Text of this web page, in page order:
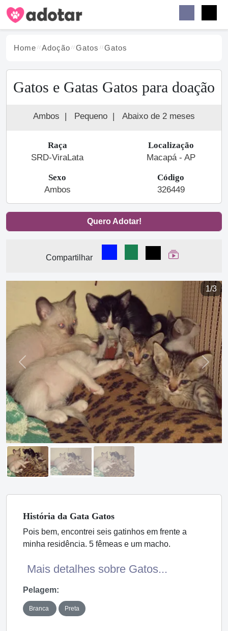
Home Adoção Gatos Gatos
Gatos e Gatas Gatos para doação
Ambos | Pequeno | Abaixo de 2 meses
Raça
SRD-ViraLata
Localização
Macapá - AP
Sexo
Ambos
Código
326449
Quero Adotar!
Compartilhar
Compartilhar no Facebook
Compartilhar no
Compartilhar
Ver Web Story
1/3
Previous Next
História da Gata Gatos
Pois bem, encontrei seis gatinhos em frente a
minha residência. 5 fêmeas e um macho.
Mais detalhes sobre Gatos...
Pelagem:
Branca Preta